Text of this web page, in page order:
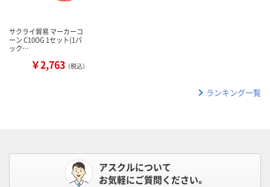
サクライ貿易 マーカーコ
ーン C10OG 1セット(1パ
ック…
￥2,763 （税込）
ランキング一覧
アスクルについて
お気軽にご質問ください。